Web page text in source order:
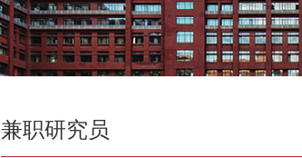
兼职研究员